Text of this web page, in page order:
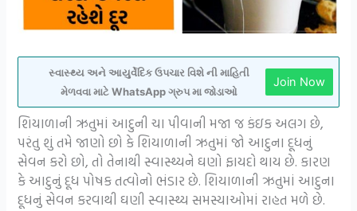
સ્વાસ્થ્ય અને આયુર્વેદિક ઉપચાર વિશે ની માહિતી
મેળવવા માટે WhatsApp ગ્રુપ મા જોડાઓ
Join Now
શિયાળાની ઋતુમાં આદુની ચા પીવાની મજા જ કંઇક અલગ છે,
પરંતુ શું તમે જાણો છો કે શિયાળાની ઋતુમાં જો આદુના દૂધનું
સેવન કરો છો, તો તેનાથી સ્વાસ્થ્યને ઘણો ફાયદો થાય છે. કારણ
કે આદુનું દૂધ પોષક તત્વોનો ભંડાર છે. શિયાળાની ઋતુમાં આદુના
દૂધનું સેવન કરવાથી ઘણી સ્વાસ્થ્ય સમસ્યાઓમાં રાહત મળે છે.